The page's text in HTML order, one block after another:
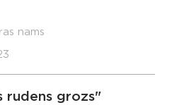
nams
rudens grozs"